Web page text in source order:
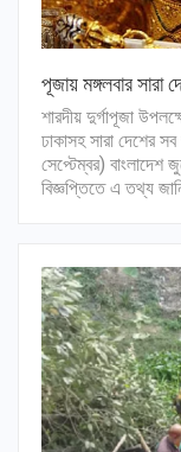
পূজায় মঙ্গলবার সারা
শারদীয় দুর্গাপূজা
ঢাকাসহ সারা দেশের
সেপ্টেম্বর)
বিজ্ঞপ্তিতে এ তথ্য